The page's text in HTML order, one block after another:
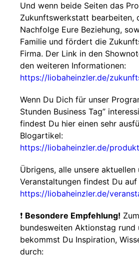
Und wenn beide Seiten das
Zukunftswerkstatt bearbeiten,
Nachfolge Eure Beziehung,
Familie und fördert die
Firma. Der Link in den
den weiteren Informationen:
https://liobaheinzler.de/
Wenn Du Dich für unser
Stunden Business Tag”
findest Du hier einen sehr
Blogartikel:
https://liobaheinzler.de/
Übrigens, alle unsere
Veranstaltungen findest Du
https://liobaheinzler.de/
❗ Besondere Empfehlung!
bundesweiten Aktionstag rund
bekommst Du Inspiration,
durch: